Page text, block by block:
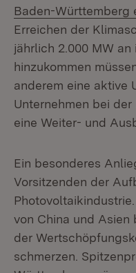
Baden-Württemberg
Erreichen der
jährlich 2.000 MW
hinzukommen
anderem eine aktive
Unternehmen bei
eine Weiter- und
Ein besonderes
Vorsitzenden der
von China und Asien
der
schmerzen.